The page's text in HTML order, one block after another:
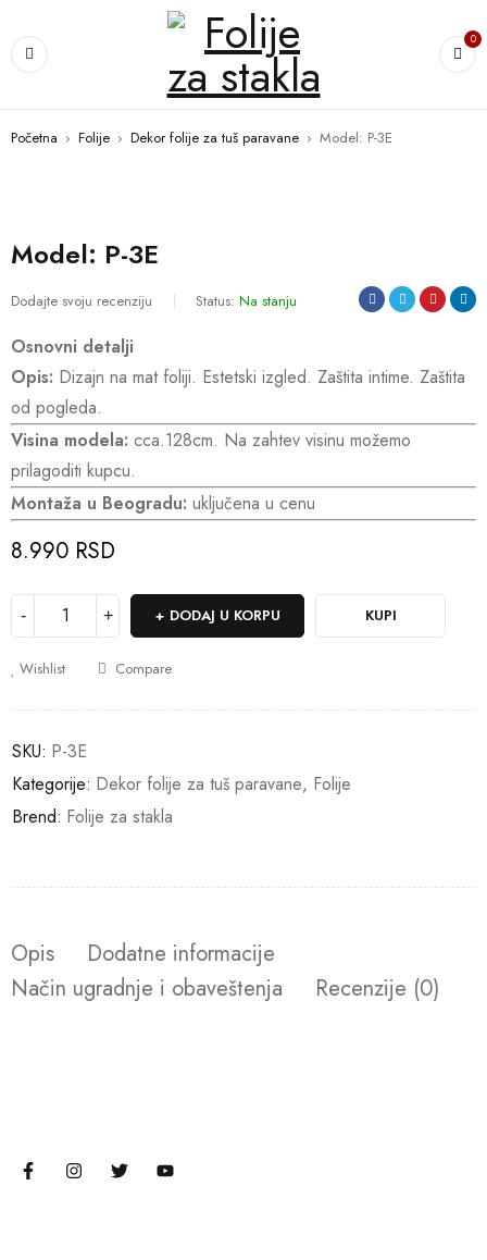
0
Početna › Folije › Dekor folije za tuš paravane › Model: P-3E
Model: P-3E
Dodajte svoju recenziju Status: Na stanju
Osnovni detalji
Opis: Dizajn na mat foliji. Estetski izgled. Zaštita intime. Zaštita
od pogleda.
Visina modela: cca.128cm. Na zahtev visinu možemo
prilagoditi kupcu.
Montaža u Beogradu: uključena u cenu
8.990 RSD
DODAJ U KORPU KUPI
Wishlist Compare
SKU: P-3E
Kategorije: Dekor folije za tuš paravane, Folije
Brend: Folije za stakla
Opis
Dodatne informacije
Način ugradnje i obaveštenja
Recenzije (0)